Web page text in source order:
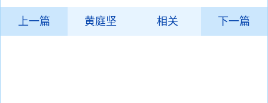
上一篇 黄庭坚 相关 下一篇